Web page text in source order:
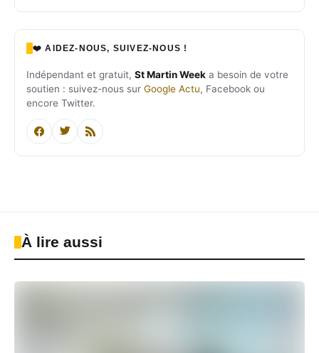
❤️ AIDEZ-NOUS, SUIVEZ-NOUS !
Indépendant et gratuit, St Martin Week a besoin de votre
soutien : suivez-nous sur Google Actu, Facebook ou
encore Twitter.
À lire aussi